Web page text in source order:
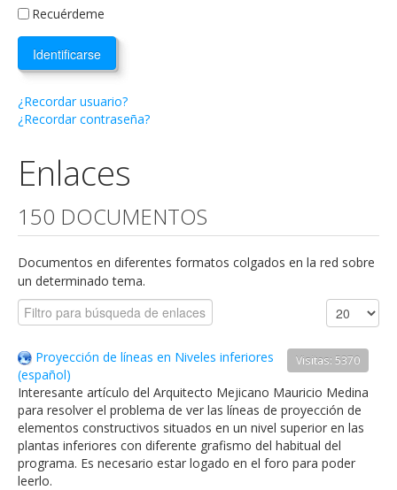
Recuérdeme
Identificarse
¿Recordar usuario?
¿Recordar contraseña?
Enlaces
150 DOCUMENTOS
Documentos en diferentes formatos colgados en la red sobre
un determinado tema.
Visitas: 5370
Proyección de líneas en Niveles inferiores
(español)
Interesante artículo del Arquitecto Mejicano Mauricio Medina
para resolver el problema de ver las líneas de proyección de
elementos constructivos situados en un nivel superior en las
plantas inferiores con diferente grafismo del habitual del
programa. Es necesario estar logado en el foro para poder
leerlo.